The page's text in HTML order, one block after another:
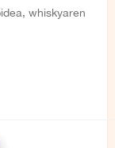
whiskyaren